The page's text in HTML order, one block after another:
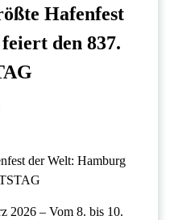
Hafenfest
den 837.
2026 – Vom 8. bis 10.